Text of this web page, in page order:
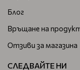
Блог
Връщане на
Отзиви за магазина
СЛЕДВАЙТЕ НИ